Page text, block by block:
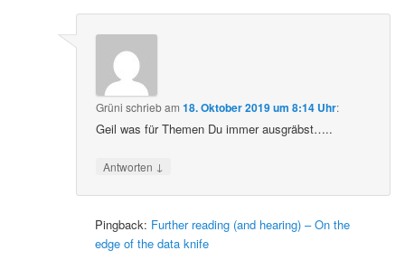
Grüni schriebam18. Oktober 2019 um 8:14 Uhr:
Geil was für Themen Du immer ausgräbst…..
Antworten ↓
Pingback: Further reading (and hearing) – On the
edge of the data knife